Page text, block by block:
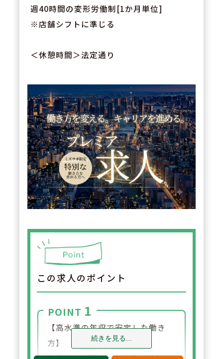
週40時間の変形労働制[1か月単位]
※店舗シフトに準じる
＜休憩時間＞法定通り
この求人のポイント
POINT 1
【高水準の年収で安定した働き
方】
続きを見る...